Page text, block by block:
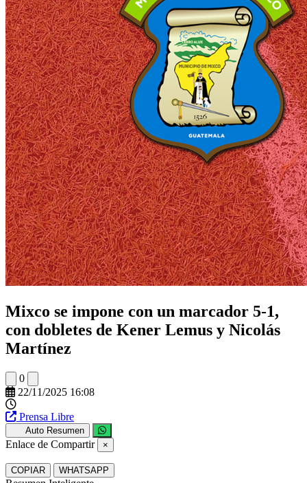
Mixco se impone con un marcador 5-1,
con dobletes de Kener Lemus y Nicolás
Martínez
0
22/11/2025 16:08
Prensa Libre
Auto Resumen
Enlace de Compartir ×
COPIAR WHATSAPP